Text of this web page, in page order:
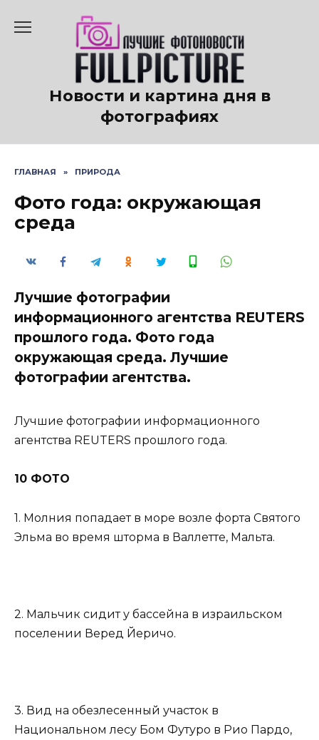
содержанию
Новости и картина дня в
фотографиях
ГЛАВНАЯ » ПРИРОДА
Фото года: окружающая
среда
Лучшие фотографии
информационного агентства REUTERS
прошлого года. Фото года
окружающая среда. Лучшие
фотографии агентства.
Лучшие фотографии информационного
агентства REUTERS прошлого года.
10 ФОТО
1. Молния попадает в море возле форта Святого
Эльма во время шторма в Валлетте, Мальта.
2. Мальчик сидит у бассейна в израильском
поселении Веред Йеричо.
3. Вид на обезлесенный участок в
Национальном лесу Бом Футуро в Рио Пардо,